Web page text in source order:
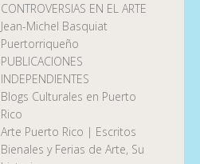
CONTROVERSIAS EN EL ARTE
Jean-Michel Basquiat
Puertorriqueño
PUBLICACIONES
INDEPENDIENTES
Blogs Culturales en Puerto
Rico
Arte Puerto Rico | Escritos
Bienales y Ferias de Arte, Su